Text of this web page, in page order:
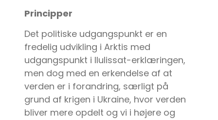
Principper
Det politiske udgangspunkt er en
fredelig udvikling i Arktis med
udgangspunkt i Ilulissat-erklæringen,
men dog med en erkendelse af at
verden er i forandring, særligt på
grund af krigen i Ukraine, hvor verden
bliver mere opdelt og vi i højere og